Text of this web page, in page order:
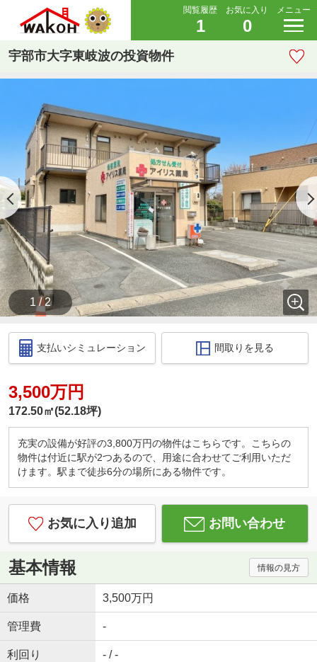
閲覧履歴
1
お気に入り
0
メニュー
宇部市大字東岐波の投資物件
1 / 2
支払いシミュレーション 間取りを見る
3,500万円
172.50㎡(52.18坪)
充実の設備が好評の3,800万円の物件はこちらです。こちらの
物件は付近に駅が2つあるので、用途に合わせてご利用いただ
けます。駅まで徒歩6分の場所にある物件です。
お気に入り追加 お問い合わせ
基本情報 情報の見方
価格 3,500万円
管理費 -
利回り - / -